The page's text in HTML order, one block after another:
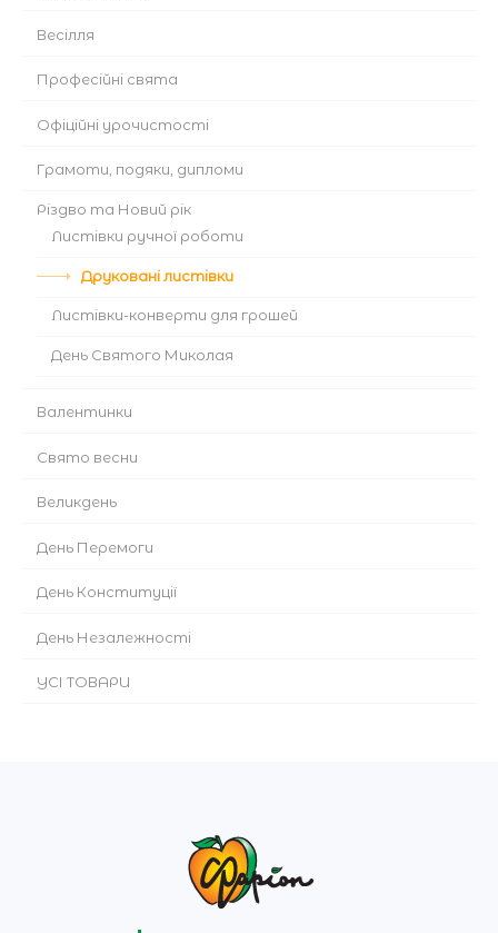
Весілля
Професійні свята
Офіційні урочистості
Грамоти, подяки, дипломи
Різдво та Новий рік
Листівки ручної роботи
Друковані листівки
Листівки-конверти для грошей
День Святого Миколая
Валентинки
Cвято весни
Великдень
День Перемоги
День Конституції
День Незалежності
УСІ ТОВАРИ